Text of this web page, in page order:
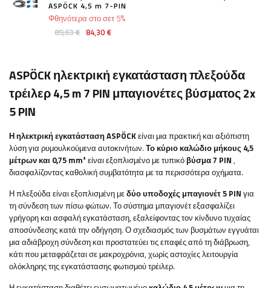
ASPÖCK 4,5 m 7-PIN
89,63 € 84,30 €
Φθηνότερα στο σετ 5%
ASPÖCK ηλεκτρική εγκατάσταση πλεξούδα
τρέιλερ 4,5 m 7 PIN μπαγιονέτες βύσματος 2x
5 PIN
Η ηλεκτρική εγκατάσταση ASPÖCKείναι μια πρακτική και αξιόπιστη
λύση για ρυμουλκούμενα αυτοκινήτων. Το κύριο καλώδιο μήκους 4,5
μέτρων και 0,75 mm² είναι εξοπλισμένο με τυπικό βύσμα 7 PIN ,
διασφαλίζοντας καθολική συμβατότητα με τα περισσότερα οχήματα.
Η πλεξούδα είναι εξοπλισμένη μεδύο υποδοχές μπαγιονέτ 5 PIN για
τη σύνδεση των πίσω φώτων. Το σύστημα μπαγιονέτ εξασφαλίζει
γρήγορη και ασφαλή εγκατάσταση, εξαλείφοντας τον κίνδυνο τυχαίας
αποσύνδεσης κατά την οδήγηση. Ο σχεδιασμός των βυσμάτων εγγυάται
μια αδιάβροχη σύνδεση και προστατεύει τις επαφές από τη διάβρωση,
κάτι που μεταφράζεται σε μακροχρόνια, χωρίς αστοχίες λειτουργία
ολόκληρης της εγκατάστασης φωτισμού τρέιλερ.